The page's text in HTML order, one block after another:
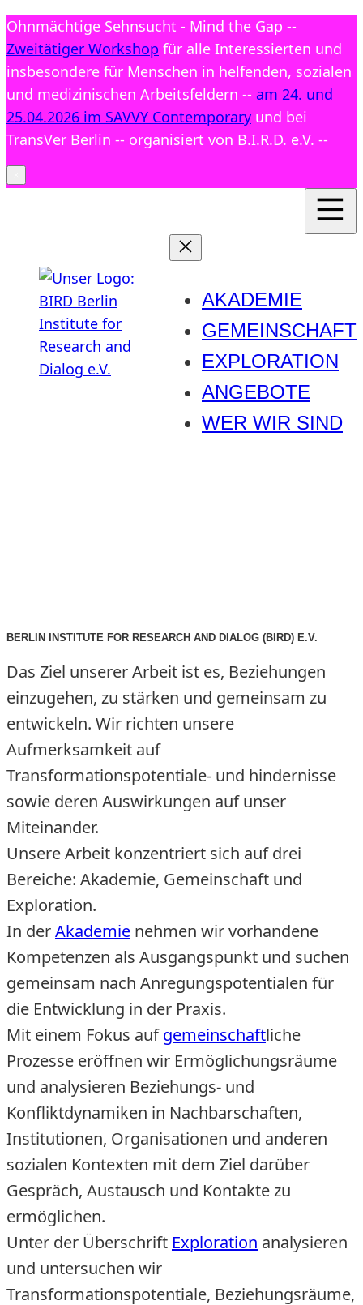
Ohnmächtige Sehnsucht - Mind the Gap --
Zweitätiger Workshop für alle Interessierten und
insbesondere für Menschen in helfenden, sozialen
und medizinischen Arbeitsfeldern -- am 24. und
25.04.2026 im SAVVY Contemporary und bei
TransVer Berlin -- organisiert von B.I.R.D. e.V. --
AKADEMIE
GEMEINSCHAFT
EXPLORATION
ANGEBOTE
WER WIR SIND
BERLIN INSTITUTE FOR RESEARCH AND DIALOG (BIRD) E.V.
Das Ziel unserer Arbeit ist es, Beziehungen
einzugehen, zu stärken und gemeinsam zu
entwickeln. Wir richten unsere
Aufmerksamkeit auf
Transformationspotentiale- und hindernisse
sowie deren Auswirkungen auf unser
Miteinander.
Unsere Arbeit konzentriert sich auf drei
Bereiche: Akademie, Gemeinschaft und
Exploration.
In derAkademie nehmen wir vorhandene
Kompetenzen als Ausgangspunkt und suchen
gemeinsam nach Anregungspotentialen für
die Entwicklung in der Praxis.
Mit einem Fokus aufgemeinschaftliche
Prozesse eröffnen wir Ermöglichungsräume
und analysieren Beziehungs- und
Konfliktdynamiken in Nachbarschaften,
Institutionen, Organisationen und anderen
sozialen Kontexten mit dem Ziel darüber
Gespräch, Austausch und Kontakte zu
ermöglichen.
Unter der Überschrift Exploration analysieren
und untersuchen wir
Transformationspotentiale, Beziehungsräume,